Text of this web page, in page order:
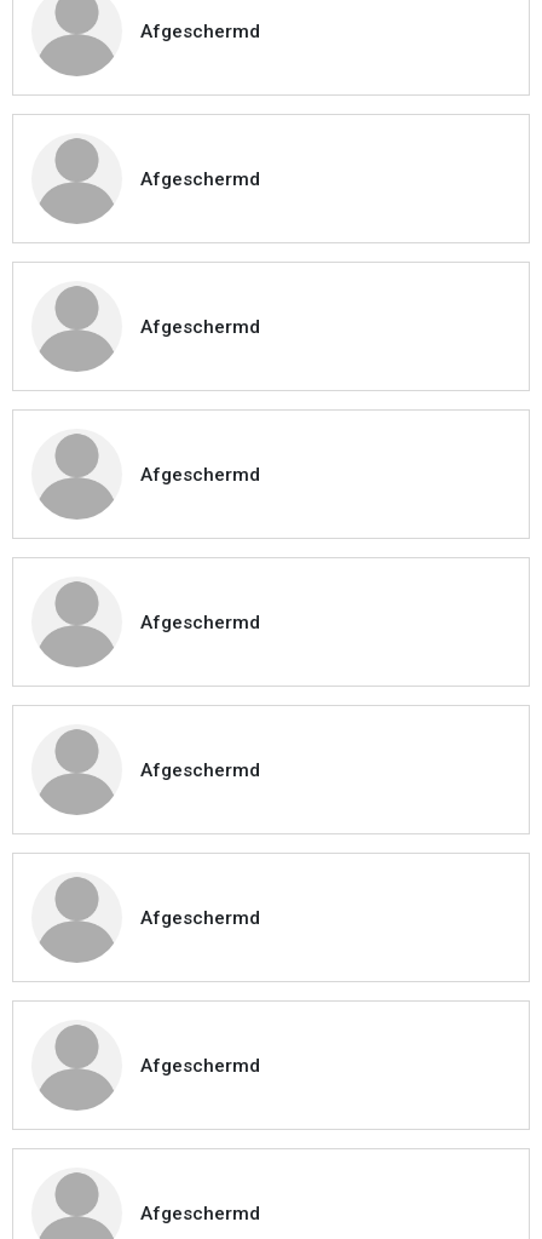
Afgeschermd
Afgeschermd
Afgeschermd
Afgeschermd
Afgeschermd
Afgeschermd
Afgeschermd
Afgeschermd
Afgeschermd